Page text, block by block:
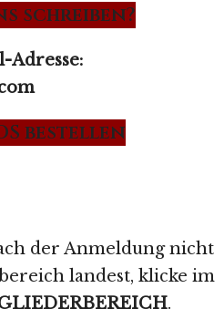
schreiben?
Adresse:
bestellen
der Anmeldung nicht
landest, klicke im
.